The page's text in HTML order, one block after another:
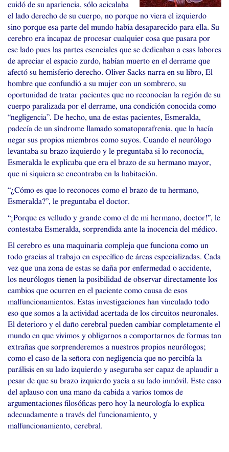
cuidó de su apariencia, sólo acicalaba
el lado derecho de su cuerpo, no porque no viera el izquierdo
sino porque esa parte del mundo había desaparecido para ella. Su
cerebro era incapaz de procesar cualquier cosa que pasara por
ese lado pues las partes esenciales que se dedicaban a esas labores
de apreciar el espacio zurdo, habían muerto en el derrame que
afectó su hemisferio derecho. Oliver Sacks narra en su libro, El
hombre que confundió a su mujer con un sombrero, su
oportunidad de tratar pacientes que no reconocían la región de su
cuerpo paralizada por el derrame, una condición conocida como
“negligencia”. De hecho, una de estas pacientes, Esmeralda,
padecía de un síndrome llamado somatoparafrenia, que la hacía
negar sus propios miembros como suyos. Cuando el neurólogo
levantaba su brazo izquierdo y le preguntaba si lo reconocía,
Esmeralda le explicaba que era el brazo de su hermano mayor,
que ni siquiera se encontraba en la habitación.
“¿Cómo es que lo reconoces como el brazo de tu hermano,
Esmeralda?”, le preguntaba el doctor.
“¡Porque es velludo y grande como el de mi hermano, doctor!”, le
contestaba Esmeralda, sorprendida ante la inocencia del médico.
El cerebro es una maquinaria compleja que funciona como un
todo gracias al trabajo en específico de áreas especializadas. Cada
vez que una zona de estas se daña por enfermedad o accidente,
los neurólogos tienen la posibilidad de observar directamente los
cambios que ocurren en el paciente como causa de esos
malfuncionamientos. Estas investigaciones han vinculado todo
eso que somos a la actividad acertada de los circuitos neuronales.
El deterioro y el daño cerebral pueden cambiar completamente el
mundo en que vivimos y obligarnos a comportarnos de formas tan
extrañas que sorprenderemos a nuestros propios neurólogos;
como el caso de la señora con negligencia que no percibía la
parálisis en su lado izquierdo y aseguraba ser capaz de aplaudir a
pesar de que su brazo izquierdo yacía a su lado inmóvil. Este caso
del aplauso con una mano da cabida a varios tomos de
argumentaciones filosóficas pero hoy la neurología lo explica
adecuadamente a través del funcionamiento, y
malfuncionamiento, cerebral.